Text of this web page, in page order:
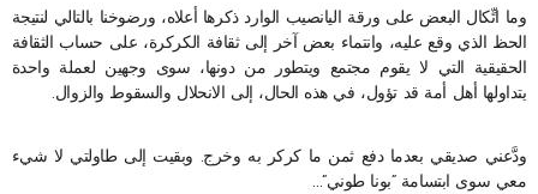
وما اتِّكال البعض على ورقة اليانصيب الوارد ذكرها أعلاه، ورضوخنا بالتالي لنتيجة
الحظ الذي وقع عليه، وانتماء بعض آخر إلى ثقافة الكركرة، على حساب الثقافة
الحقيقية التي لا يقوم مجتمع ويتطور من دونها، سوى وجهين لعملة واحدة
يتداولها أهل أمة قد تؤول، في هذه الحال، إلى الانحلال والسقوط والزوال.
ودَّعني صديقي بعدما دفع ثمن ما كركر به وخرج. وبقيت إلى طاولتي لا شيء
معي سوى ابتسامة “بونا طوني”…